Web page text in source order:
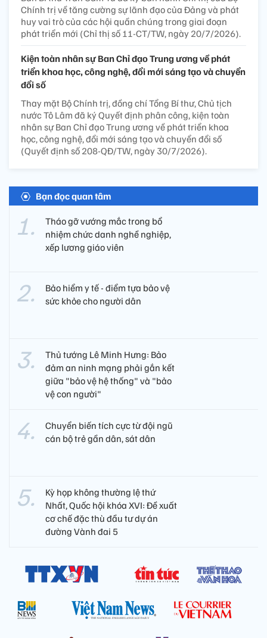
Chính trị về tăng cường sự lãnh đạo của Đảng và phát
huy vai trò của các hội quần chúng trong giai đoạn
phát triển mới (Chỉ thị số 11-CT/TW, ngày 20/7/2026).
Kiện toàn nhân sự Ban Chỉ đạo Trung ương về phát
triển khoa học, công nghệ, đổi mới sáng tạo và chuyển
đổi số
Thay mặt Bộ Chính trị, đồng chí Tổng Bí thư, Chủ tịch
nước Tô Lâm đã ký Quyết định phân công, kiện toàn
nhân sự Ban Chỉ đạo Trung ương về phát triển khoa
học, công nghệ, đổi mới sáng tạo và chuyển đổi số
(Quyết định số 208-QĐ/TW, ngày 30/7/2026).
Bạn đọc quan tâm
Tháo gỡ vướng mắc trong bổ
nhiệm chức danh nghề nghiệp,
xếp lương giáo viên
Bảo hiểm y tế - điểm tựa bảo vệ
sức khỏe cho người dân
Thủ tướng Lê Minh Hưng: Bảo
đảm an ninh mạng phải gắn kết
giữa "bảo vệ hệ thống" và "bảo
vệ con người"
Chuyển biến tích cực từ đội ngũ
cán bộ trẻ gần dân, sát dân
Kỳ họp không thường lệ thứ
Nhất, Quốc hội khóa XVI: Đề xuất
cơ chế đặc thù đầu tư dự án
đường Vành đai 5